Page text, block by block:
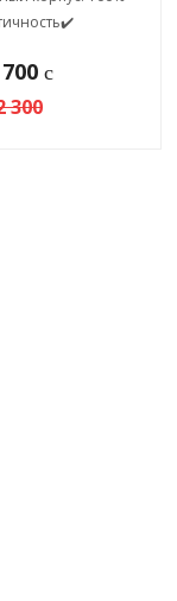
700c
300